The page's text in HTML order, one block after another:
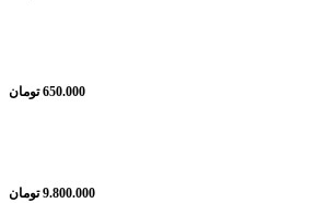
650.000 تومان
9.800.000 تومان